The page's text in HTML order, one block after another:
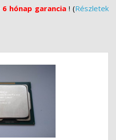
6 hónap garancia ! (Részletek